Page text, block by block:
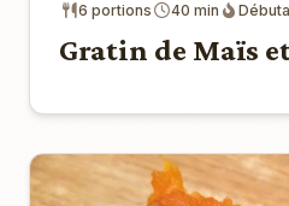
6 portions 40 min
Gratin de Maïs